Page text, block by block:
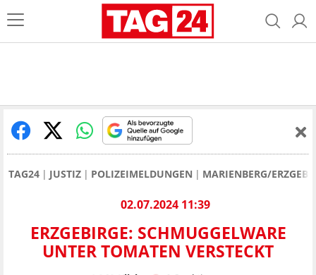
TAG24 JUSTIZ POLIZEIMELDUNGEN MARIENBERG/
02.07.2024 11:39
ERZGEBIRGE: SCHMUGGELWARE
UNTER TOMATEN VERSTECKT